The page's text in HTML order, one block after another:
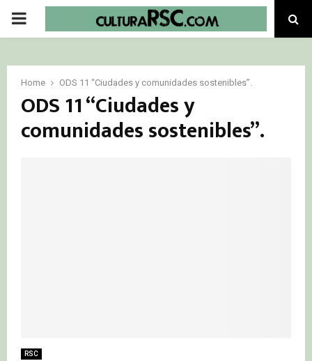
PRIMARY
Home ODS 11 “Ciudades y comunidades sostenibles”.
ODS 11 “Ciudades y
comunidades sostenibles”.
RSC